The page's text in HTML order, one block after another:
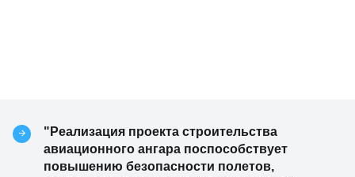
"Реализация проекта строительства
авиационного ангара поспособствует
повышению безопасности полетов,